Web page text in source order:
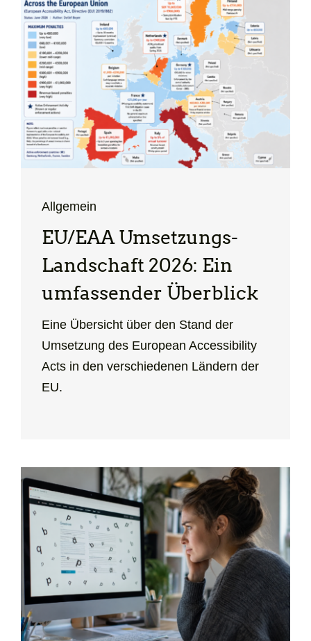
Allgemein
EU/EAA Umsetzungs-
Landschaft 2026: Ein
umfassender Überblick
Eine Übersicht über den Stand der
Umsetzung des European Accessibility
Acts in den verschiedenen Ländern der
EU.